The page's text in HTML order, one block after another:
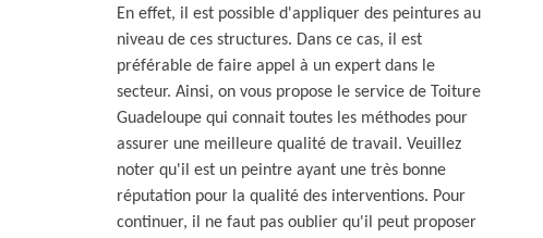
En effet, il est possible d'appliquer des peintures au
niveau de ces structures. Dans ce cas, il est
préférable de faire appel à un expert dans le
secteur. Ainsi, on vous propose le service de Toiture
Guadeloupe qui connait toutes les méthodes pour
assurer une meilleure qualité de travail. Veuillez
noter qu'il est un peintre ayant une très bonne
réputation pour la qualité des interventions. Pour
continuer, il ne faut pas oublier qu'il peut proposer